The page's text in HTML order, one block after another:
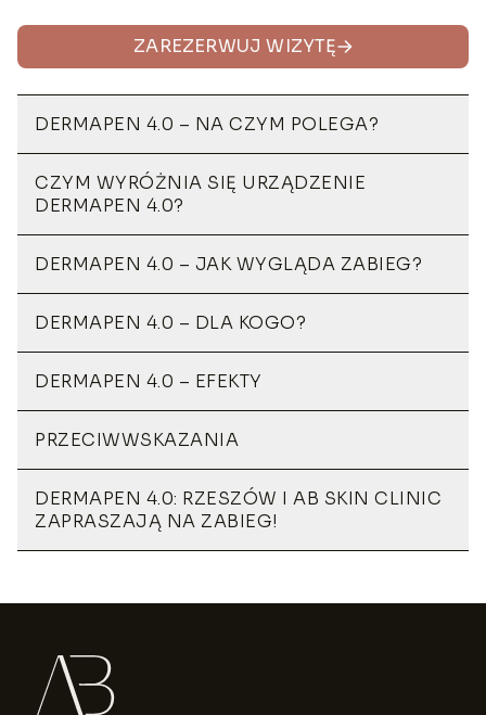
ZAREZERWUJ WIZYTĘ
DERMAPEN 4.0 – NA CZYM POLEGA?
CZYM WYRÓŻNIA SIĘ URZĄDZENIE
DERMAPEN 4.0?
DERMAPEN 4.0 – JAK WYGLĄDA ZABIEG?
DERMAPEN 4.0 – DLA KOGO?
DERMAPEN 4.0 – EFEKTY
PRZECIWWSKAZANIA
DERMAPEN 4.0: RZESZÓW I AB SKIN CLINIC
ZAPRASZAJĄ NA ZABIEG!